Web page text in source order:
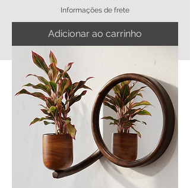
Informações de frete
Adicionar ao carrinho